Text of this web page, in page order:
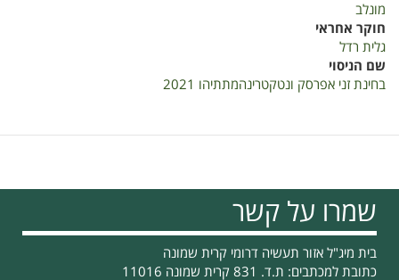
מונלב
חוקר אחראי
גלית רדל
שם הניסוי
בחינת זני אפרסק ונטקטרינהמתתיהו 2021
שמרו על קשר
בית מיג"ל אזור תעשיה דרומי קרית שמונה
כתובת למכתבים: ת.ד. 831 קרית שמונה 11016